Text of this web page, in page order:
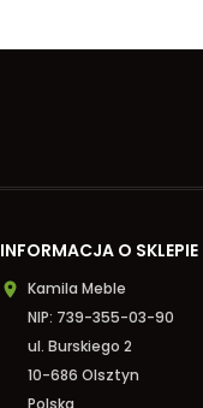
INFORMACJA O SKLEPIE
 Kamila Meble
NIP: 739-355-03-90
ul. Burskiego 2
10-686 Olsztyn